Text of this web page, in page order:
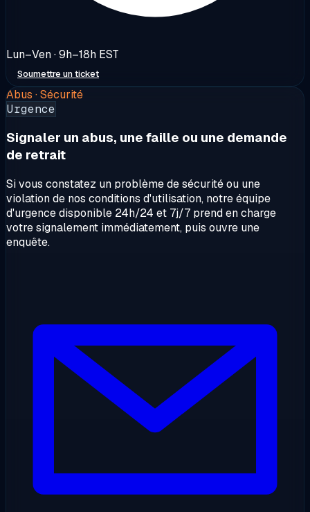
Lun–Ven · 9h–18h EST
Soumettre un ticket
Abus · Sécurité
Urgence
Signaler un abus, une faille ou une demande
de retrait
Si vous constatez un problème de sécurité ou une
violation de nos conditions d'utilisation, notre équipe
d'urgence disponible 24h/24 et 7j/7 prend en charge
votre signalement immédiatement, puis ouvre une
enquête.